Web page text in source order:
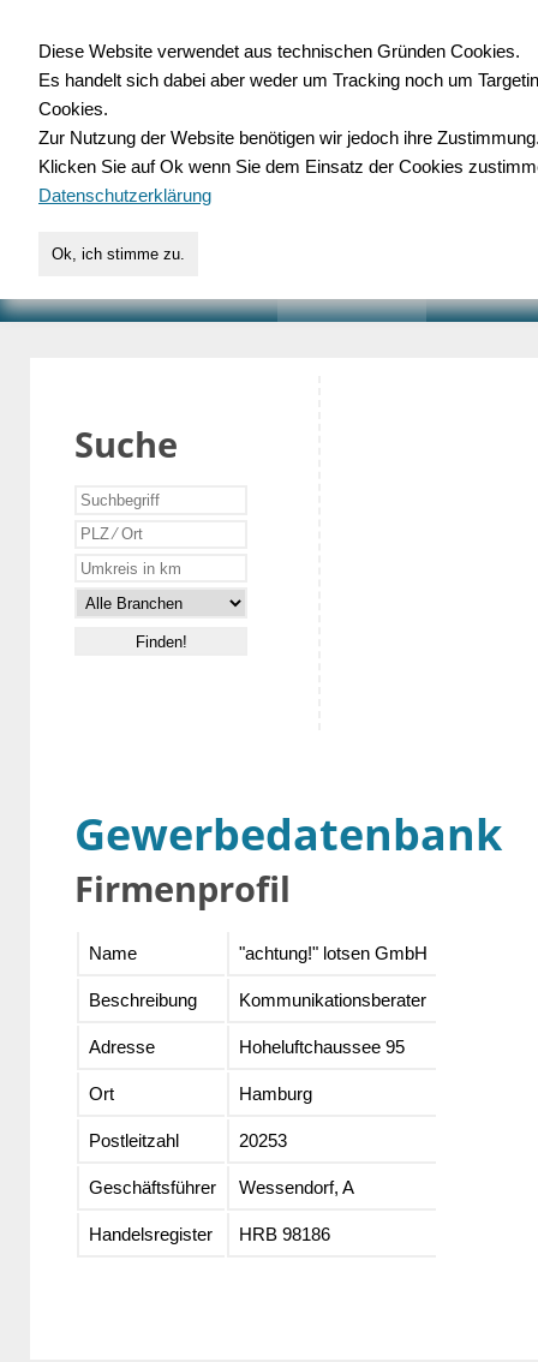
für Handwerk,
Suche
Gewerbedatenbank
Firmenprofil
Name "achtung!" lotsen GmbH
Beschreibung Kommunikationsberater
Adresse Hoheluftchaussee 95
Ort Hamburg
Postleitzahl 20253
Geschäftsführer Wessendorf, A
Handelsregister HRB 98186
Diese Website verwendet aus technischen Gründen Cookies.
Es handelt sich dabei aber weder um Tracking noch um
Cookies.
Zur Nutzung der Website benötigen wir jedoch ihre
Klicken Sie auf Ok wenn Sie dem Einsatz der Cookies
Datenschutzerklärung
Ok, ich stimme zu.